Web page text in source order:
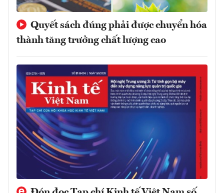
Quyết sách đúng phải được chuyển hóa
thành tăng trưởng chất lượng cao